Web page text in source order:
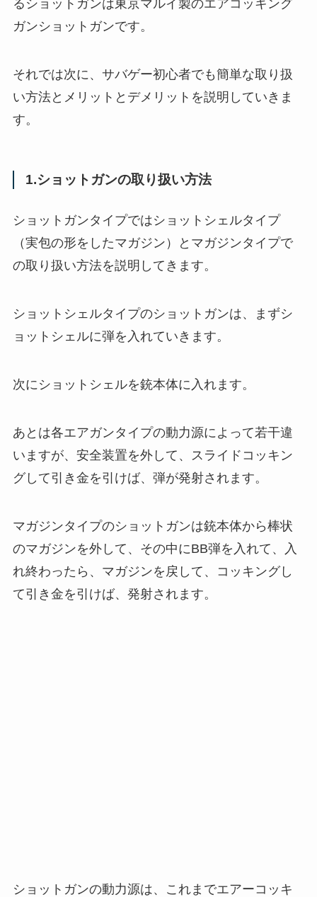
るショットガンは東京マルイ製のエアコッキング
ガンショットガンです。
それでは次に、サバゲー初心者でも簡単な取り扱
い方法とメリットとデメリットを説明していきま
す。
1.ショットガンの取り扱い方法
ショットガンタイプではショットシェルタイプ
（実包の形をしたマガジン）とマガジンタイプで
の取り扱い方法を説明してきます。
ショットシェルタイプのショットガンは、まずシ
ョットシェルに弾を入れていきます。
次にショットシェルを銃本体に入れます。
あとは各エアガンタイプの動力源によって若干違
いますが、安全装置を外して、スライドコッキン
グして引き金を引けば、弾が発射されます。
マガジンタイプのショットガンは銃本体から棒状
のマガジンを外して、その中にBB弾を入れて、入
れ終わったら、マガジンを戻して、コッキングし
て引き金を引けば、発射されます。
ショットガンの動力源は、これまでエアーコッキ